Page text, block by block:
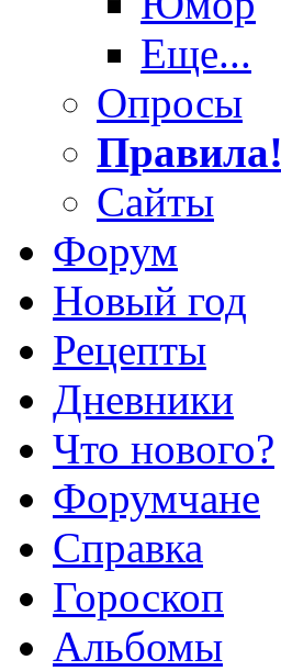
Еще...
Опросы
Правила!
Сайты
Форум
Новый год
Рецепты
Дневники
Что нового?
Форумчане
Справка
Гороскоп
Альбомы